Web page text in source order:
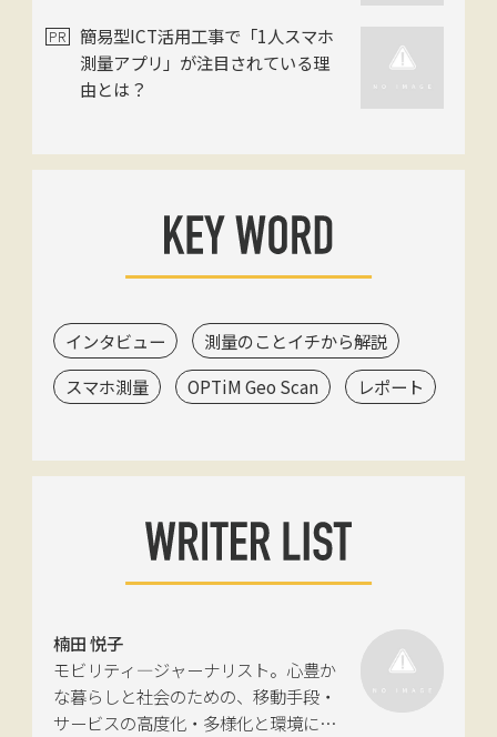
簡易型ICT活用工事で「1人スマホ
測量アプリ」が注目されている理
由とは？
インタビュー
測量のことイチから解説
スマホ測量
OPTiM Geo Scan レポート
楠田 悦子
モビリティ―ジャーナリスト。心豊か
な暮らしと社会のための、移動手段・
サービスの高度化・多様化と環境につ